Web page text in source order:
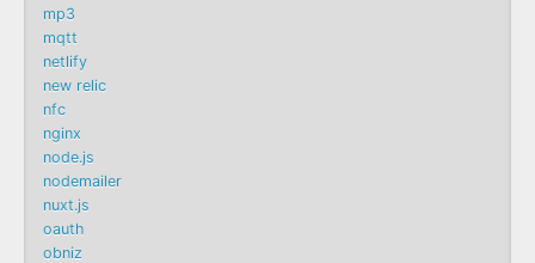
mp3
mqtt
netlify
new relic
nfc
nginx
node.js
nodemailer
nuxt.js
oauth
obniz